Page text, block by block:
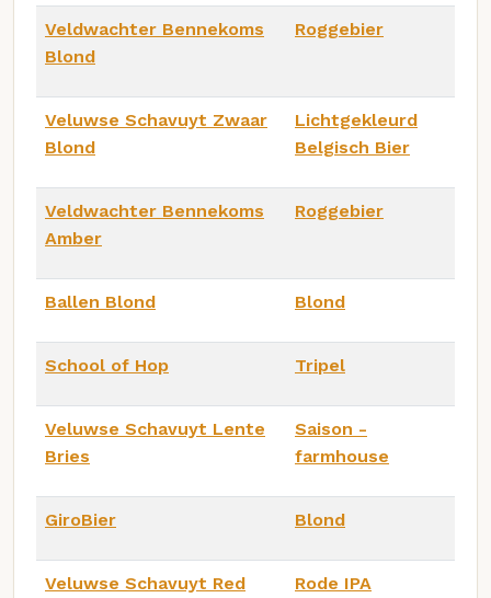
Veldwachter Bennekoms
Blond
Roggebier
Veluwse Schavuyt Zwaar
Blond
Lichtgekleurd
Belgisch Bier
Veldwachter Bennekoms
Amber
Roggebier
Ballen Blond Blond
School of Hop Tripel
Veluwse Schavuyt Lente
Bries
Saison -
farmhouse
GiroBier Blond
Veluwse Schavuyt Red
Rode IPA